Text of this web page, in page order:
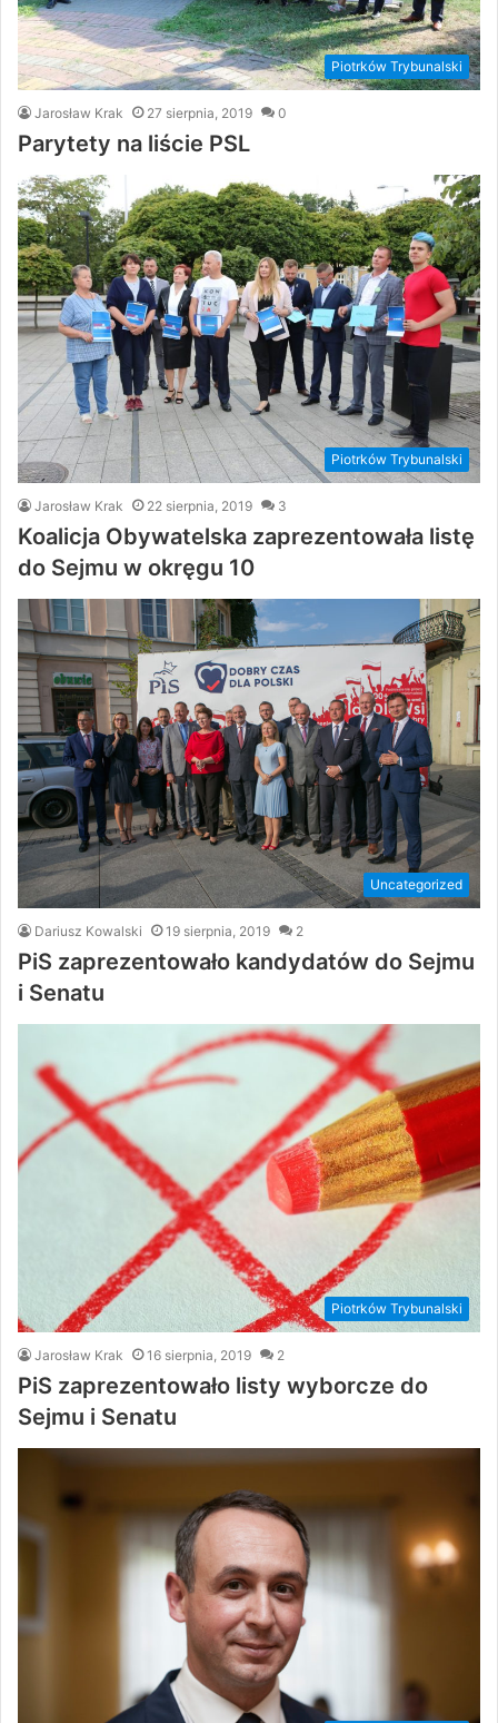
Piotrków Trybunalski
Jarosław Krak 27 sierpnia, 2019 0
Parytety na liście PSL
Piotrków Trybunalski
Jarosław Krak 22 sierpnia, 2019 3
Koalicja Obywatelska zaprezentowała listę
do Sejmu w okręgu 10
Uncategorized
Dariusz Kowalski 19 sierpnia, 2019 2
PiS zaprezentowało kandydatów do Sejmu
i Senatu
Piotrków Trybunalski
Jarosław Krak 16 sierpnia, 2019 2
PiS zaprezentowało listy wyborcze do
Sejmu i Senatu